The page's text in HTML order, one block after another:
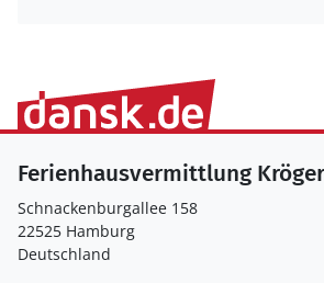
Ferienhausvermittlung
Schnackenburgallee 158
22525 Hamburg
Deutschland